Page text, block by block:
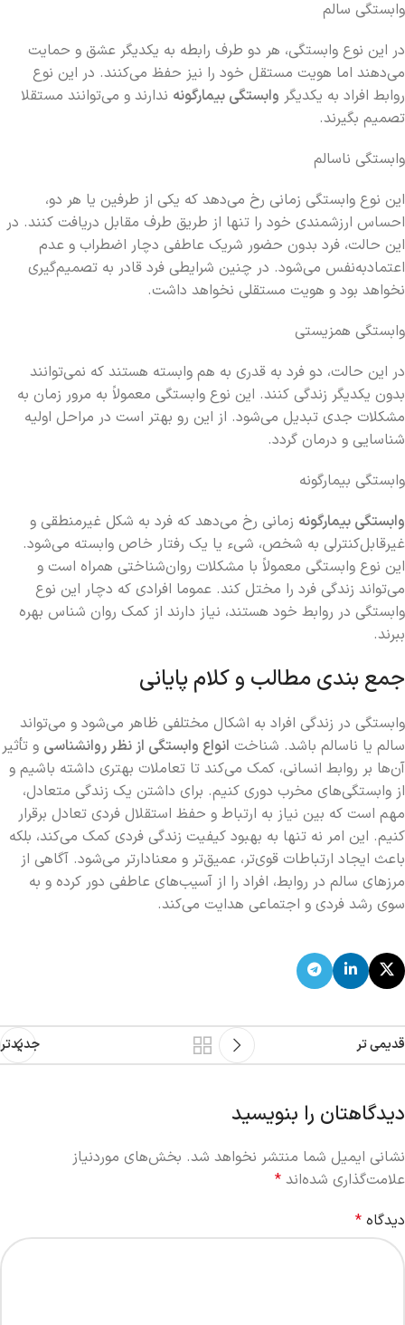
وابستگی سالم
در این نوع وابستگی، هر دو طرف رابطه به یکدیگر عشق و حمایت
می‌دهند اما هویت مستقل خود را نیز حفظ می‌کنند. در این نوع
روابط افراد به یکدیگر وابستگی بیمارگونه ندارند و می‌توانند مستقلا
تصمیم بگیرند.
وابستگی ناسالم
این نوع وابستگی زمانی رخ می‌دهد که یکی از طرفین یا هر دو،
احساس ارزشمندی خود را تنها از طریق طرف مقابل دریافت کنند. در
این حالت، فرد بدون حضور شریک عاطفی دچار اضطراب و عدم
اعتمادبه‌نفس می‌شود. در چنین شرایطی فرد قادر به تصمیم‌گیری
نخواهد بود و هویت مستقلی نخواهد داشت.
وابستگی همزیستی
در این حالت، دو فرد به قدری به هم وابسته هستند که نمی‌توانند
بدون یکدیگر زندگی کنند. این نوع وابستگی معمولاً به مرور زمان به
مشکلات جدی تبدیل می‌شود. از این رو بهتر است در مراحل اولیه
شناسایی و درمان گردد.
وابستگی بیمارگونه
وابستگی بیمارگونه زمانی رخ می‌دهد که فرد به شکل غیرمنطقی و
غیرقابل‌کنترلی به شخص، شیء یا یک رفتار خاص وابسته می‌شود.
این نوع وابستگی معمولاً با مشکلات روان‌شناختی همراه است و
می‌تواند زندگی فرد را مختل کند. عموما افرادی که دچار این نوع
وابستگی در روابط خود هستند، نیاز دارند از کمک روان شناس بهره
ببرند.
جمع‌ بندی مطالب و کلام پایانی
وابستگی در زندگی افراد به اشکال مختلفی ظاهر می‌شود و می‌تواند
سالم یا ناسالم باشد. شناخت انواع وابستگی از نظر روانشناسی و تأثیر
آن‌ها بر روابط انسانی، کمک می‌کند تا تعاملات بهتری داشته باشیم و
از وابستگی‌های مخرب دوری کنیم. برای داشتن یک زندگی متعادل،
مهم است که بین نیاز به ارتباط و حفظ استقلال فردی تعادل برقرار
کنیم. این امر نه تنها به بهبود کیفیت زندگی فردی کمک می‌کند، بلکه
باعث ایجاد ارتباطات قوی‌تر، عمیق‌تر و معنادارتر می‌شود. آگاهی از
مرزهای سالم در روابط، افراد را از آسیب‌های عاطفی دور کرده و به
سوی رشد فردی و اجتماعی هدایت می‌کند.
جدیدتر قدیمی تر
دیدگاهتان را بنویسید
نشانی ایمیل شما منتشر نخواهد شد. بخش‌های موردنیاز
علامت‌گذاری شده‌اند *
دیدگاه *